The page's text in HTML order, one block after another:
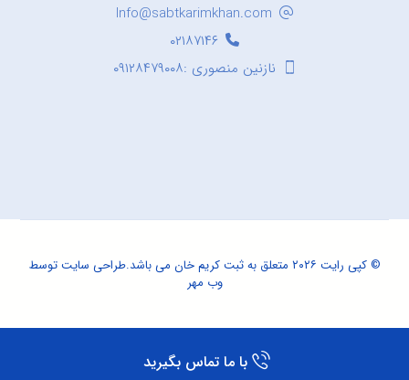
Info@sabtkarimkhan.com
۰۲۱۸۷۱۴۶
نازنین منصوری :۰۹۱۲۸۴۷۹۰۰۸
© کپی رایت ۲۰۲۶ متعلق به ثبت کریم خان می باشد. طراحی سایتتوسط
وب مهر
با ما تماس بگیرید